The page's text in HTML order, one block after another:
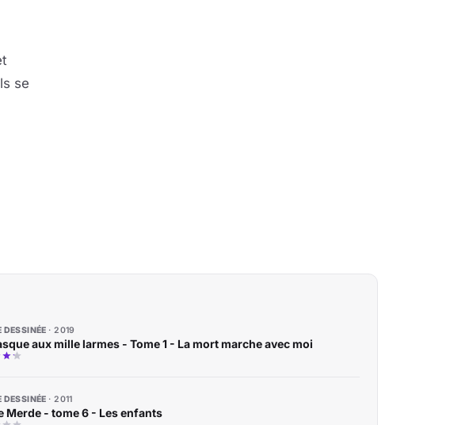
se
DESSINÉE 2019
aux mille larmes - Tome 1 - La mort marche avec moi
DESSINÉE 2011
Merde - tome 6 - Les enfants